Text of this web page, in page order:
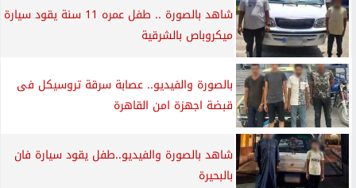
شاهد بالصورة .. طفل عمره 11 سنة يقود سيارة
ميكروباص بالشرقية
بالصورة والفيديو.. عصابة سرقة تروسيكل فى
قبضة اجهزة امن القاهرة
شاهد بالصورة والفيديو..طفل يقود سيارة فان
بالبحيرة